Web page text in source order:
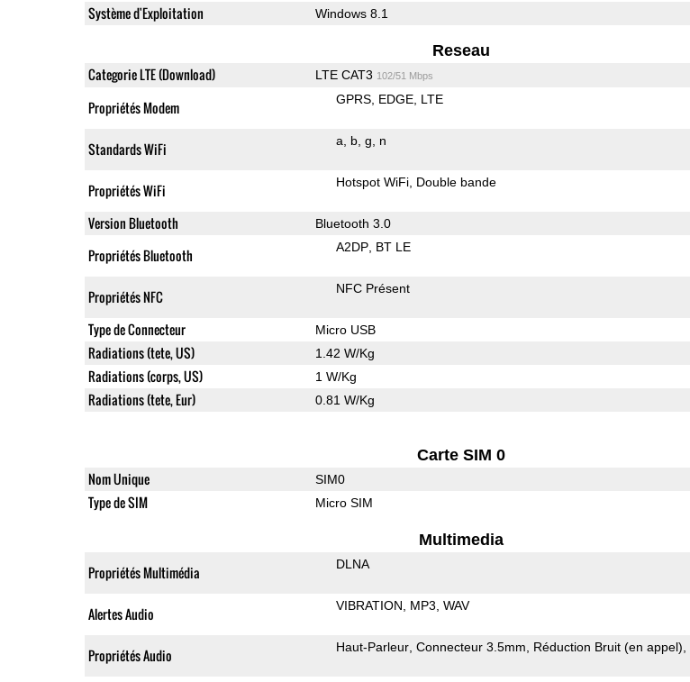
Système d'Exploitation Windows 8.1
Reseau
Categorie LTE (Download) LTE CAT3 102/51 Mbps
Propriétés Modem GPRS EDGE LTE
Standards WiFi a b g n
Propriétés WiFi Hotspot WiFi Double bande
Version Bluetooth Bluetooth 3.0
Propriétés Bluetooth A2DP BT LE
Propriétés NFC NFC Présent
Type de Connecteur Micro USB
Radiations (tete, US) 1.42 W/Kg
Radiations (corps, US) 1 W/Kg
Radiations (tete, Eur) 0.81 W/Kg
Carte SIM 0
Nom Unique SIM0
Type de SIM Micro SIM
Multimedia
Propriétés Multimédia DLNA
Alertes Audio VIBRATION MP3 WAV
Propriétés Audio Haut-Parleur Connecteur 3.5mm Réduction Bruit (en appel)